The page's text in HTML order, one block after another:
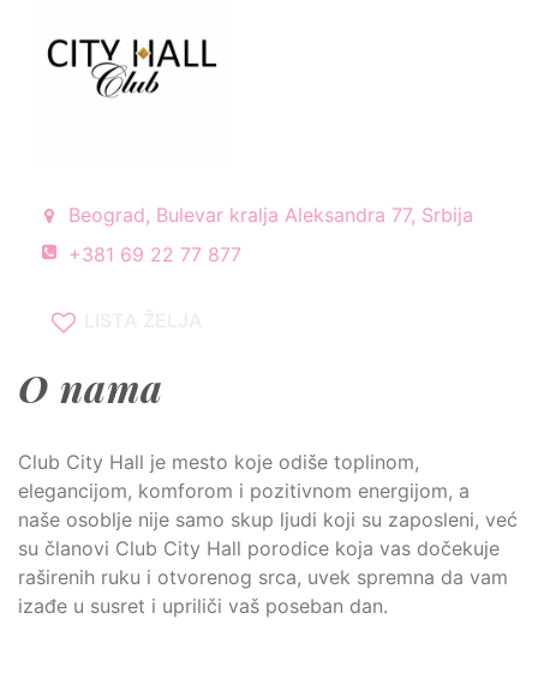
Beograd, Bulevar kralja Aleksandra 77, Srbija
+381 69 22 77 877
O nama
Club City Hall je mesto koje odiše toplinom,
elegancijom, komforom i pozitivnom energijom, a
naše osoblje nije samo skup ljudi koji su zaposleni, već
su članovi Club City Hall porodice koja vas dočekuje
raširenih ruku i otvorenog srca, uvek spremna da vam
izađe u susret i upriliči vaš poseban dan.